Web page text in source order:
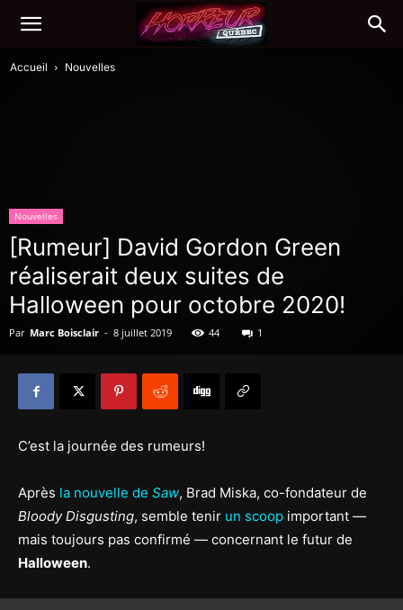
Accueil Nouvelles
Nouvelles
[Rumeur] David Gordon Green
réaliserait deux suites de
Halloween pour octobre 2020!
Par Marc Boisclair - 8 juillet 2019 44 1
C’est la journée des rumeurs!
Après la nouvelle de Saw, Brad Miska, co-fondateur de
Bloody Disgusting, semble tenir un scoop important —
mais toujours pas confirmé — concernant le futur de
Halloween.